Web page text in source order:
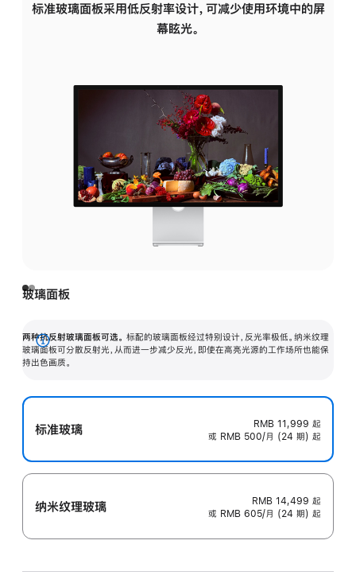
标准玻璃面板采用低反射率设计，可减少使用环境中的屏
幕眩光。
玻璃面板
两种抗反射玻璃面板可选。 标配的玻璃面板经过特别设计，反光率极低。纳米纹理
玻璃面板可分散反射光，从而进一步减少反光，即使在高亮光源的工作场所也能保
持出色画质。
展
开
标准玻璃 RMB 11,999 起
或 RMB 500/月 (24 期) 起
纳米纹理玻璃 RMB 14,499 起
或 RMB 605/月 (24 期) 起